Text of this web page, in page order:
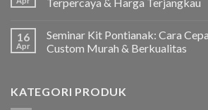
Terpercaya & Harga Terjangkau
16
Apr
Seminar Kit Pontianak: Cara
Custom Murah & Berkualitas
KATEGORI PRODUK